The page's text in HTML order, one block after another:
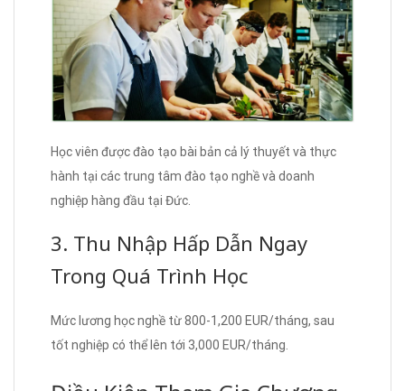
Học viên được đào tạo bài bản cả lý thuyết và thực
hành tại các trung tâm đào tạo nghề và doanh
nghiệp hàng đầu tại Đức.
3. Thu Nhập Hấp Dẫn Ngay
Trong Quá Trình Học
Mức lương học nghề từ 800-1,200 EUR/tháng, sau
tốt nghiệp có thể lên tới 3,000 EUR/tháng.